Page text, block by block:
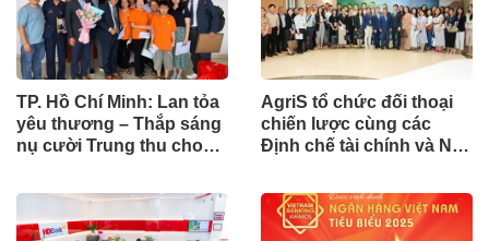
TP. Hồ Chí Minh: Lan tỏa
yêu thương – Thắp sáng
nụ cười Trung thu cho
AgriS tổ chức đối thoại
chiến lược cùng các
Định chế tài chính và Nhà